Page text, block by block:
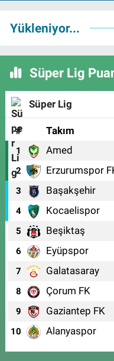
Yükleniyor...
Süper Lig
Süper Lig
# Takım
1 Amed
2 Erzurumspor
3 Başakşehir
4 Kocaelispor
5 Beşiktaş
6 Eyüpspor
7 Galatasaray
8 Çorum FK
9 Gaziantep FK
10 Alanyaspor